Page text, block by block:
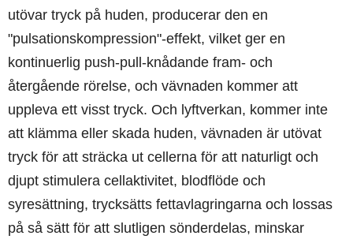
utövar tryck på huden, producerar den en
"pulsationskompression"-effekt, vilket ger en
kontinuerlig push-pull-knådande fram- och
återgående rörelse, och vävnaden kommer att
uppleva ett visst tryck. Och lyftverkan, kommer inte
att klämma eller skada huden, vävnaden är utövat
tryck för att sträcka ut cellerna för att naturligt och
djupt stimulera cellaktivitet, blodflöde och
syresättning, trycksätts fettavlagringarna och lossas
på så sätt för att slutligen sönderdelas, minskar